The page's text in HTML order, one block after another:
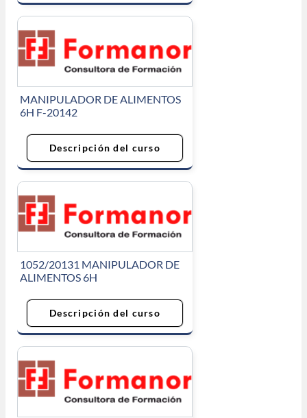
MANIPULADOR DE ALIMENTOS
6H F-20142
Descripción del curso
1052/20131 MANIPULADOR DE
ALIMENTOS 6H
Descripción del curso